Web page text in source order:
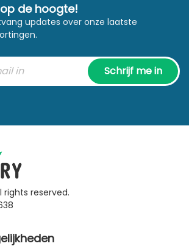
de hoogte!
updates over onze laatste
Schrijf me in
rights reserved.